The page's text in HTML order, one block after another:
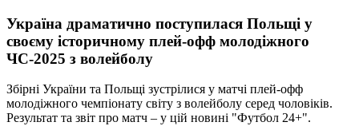
Україна драматично поступилася Польщі у
своєму історичному плей-офф молодіжного
ЧС-2025 з волейболу
Збірні України та Польщі зустрілися у матчі плей-офф
молодіжного чемпіонату світу з волейболу серед чоловіків.
Результат та звіт про матч – у цій новині "Футбол 24+".